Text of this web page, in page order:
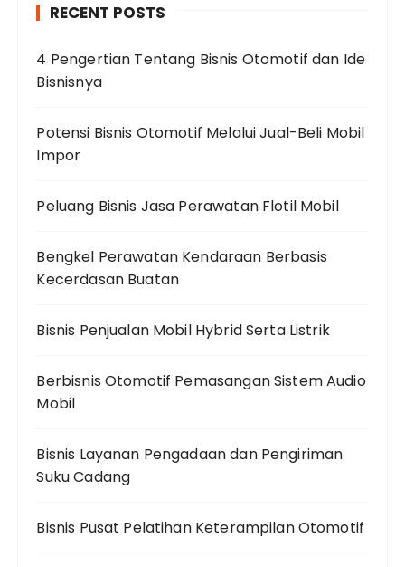
RECENT POSTS
4 Pengertian Tentang Bisnis Otomotif dan Ide
Bisnisnya
Potensi Bisnis Otomotif Melalui Jual-Beli Mobil
Impor
Peluang Bisnis Jasa Perawatan Flotil Mobil
Bengkel Perawatan Kendaraan Berbasis
Kecerdasan Buatan
Bisnis Penjualan Mobil Hybrid Serta Listrik
Berbisnis Otomotif Pemasangan Sistem Audio
Mobil
Bisnis Layanan Pengadaan dan Pengiriman
Suku Cadang
Bisnis Pusat Pelatihan Keterampilan Otomotif